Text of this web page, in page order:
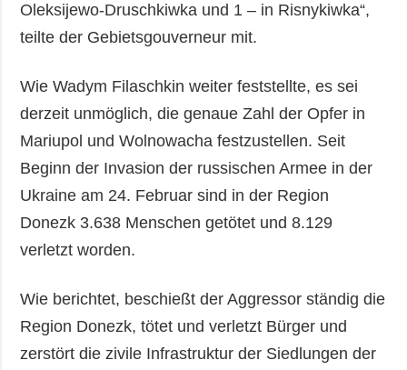
Oleksijewo-Druschkiwka und 1 – in Risnykiwka“,
teilte der Gebietsgouverneur mit.
Wie Wadym Filaschkin weiter feststellte, es sei
derzeit unmöglich, die genaue Zahl der Opfer in
Mariupol und Wolnowacha festzustellen. Seit
Beginn der Invasion der russischen Armee in der
Ukraine am 24. Februar sind in der Region
Donezk 3.638 Menschen getötet und 8.129
verletzt worden.
Wie berichtet, beschießt der Aggressor ständig die
Region Donezk, tötet und verletzt Bürger und
zerstört die zivile Infrastruktur der Siedlungen der